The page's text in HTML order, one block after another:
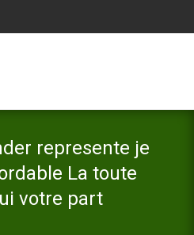
represente je
La toute
votre part